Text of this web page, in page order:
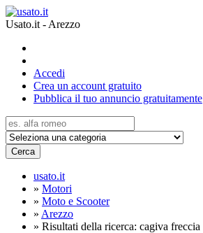
Usato.it - Arezzo
Accedi
Crea un account gratuito
Pubblica il tuo annuncio gratuitamente
Cerca
usato.it
» Motori
» Moto e Scooter
» Arezzo
» Risultati della ricerca: cagiva freccia